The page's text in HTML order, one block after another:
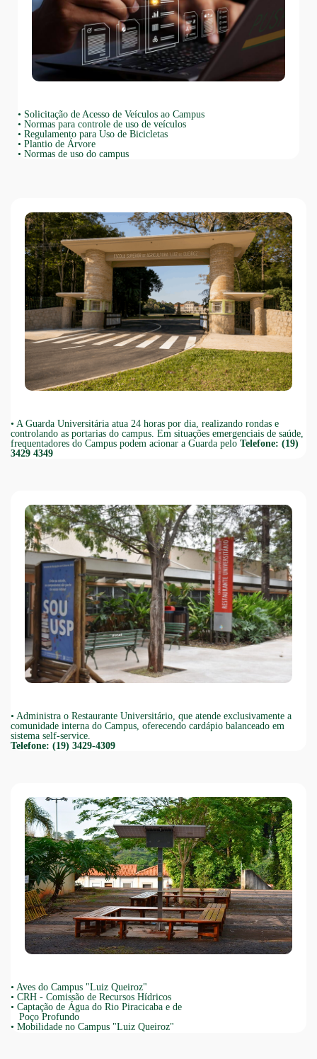
• Solicitação de Acesso de Veículos ao Campus
• Normas para controle de uso de veículos
• Regulamento para Uso de Bicicletas
• Plantio de Árvore
• Normas de uso do campus
• A Guarda Universitária atua 24 horas por dia, realizando rondas e
controlando as portarias do campus. Em situações emergenciais de saúde,
frequentadores do Campus podem acionar a Guarda pelo Telefone: (19)
3429 4349
• Administra o Restaurante Universitário, que atende exclusivamente a
comunidade interna do Campus, oferecendo cardápio balanceado em
sistema self-service.
Telefone: (19) 3429-4309
• Aves do Campus "Luiz Queiroz"
• CRH - Comissão de Recursos Hídricos
• Captação de Água do Rio Piracicaba e de
Poço Profundo
• Mobilidade no Campus "Luiz Queiroz"